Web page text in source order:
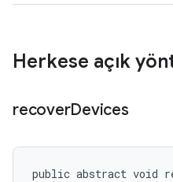
Herkese açık
recoverDevices
public abstract void